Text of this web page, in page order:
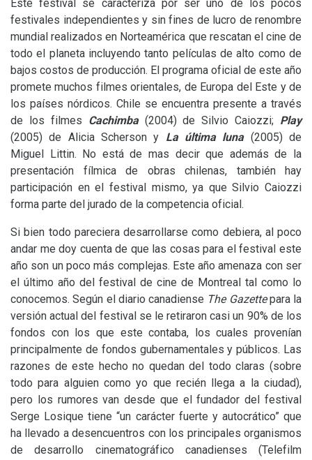
Este festival se caracteriza por ser uno de los pocos
festivales independientes y sin fines de lucro de renombre
mundial realizados en Norteamérica que rescatan el cine de
todo el planeta incluyendo tanto películas de alto como de
bajos costos de producción. El programa oficial de este año
promete muchos filmes orientales, de Europa del Este y de
los países nórdicos. Chile se encuentra presente a través
de los filmes Cachimba(2004) de Silvio Caiozzi; Play
(2005) de Alicia Scherson y La última luna(2005) de
Miguel Littin. No está de mas decir que además de la
presentación fílmica de obras chilenas, también hay
participación en el festival mismo, ya que Silvio Caiozzi
forma parte del jurado de la competencia oficial.
Si bien todo pareciera desarrollarse como debiera, al poco
andar me doy cuenta de que las cosas para el festival este
año son un poco más complejas. Este año amenaza con ser
el último año del festival de cine de Montreal tal como lo
conocemos. Según el diario canadiense The Gazettepara la
versión actual del festival se le retiraron casi un 90% de los
fondos con los que este contaba, los cuales provenían
principalmente de fondos gubernamentales y públicos. Las
razones de este hecho no quedan del todo claras (sobre
todo para alguien como yo que recién llega a la ciudad),
pero los rumores van desde que el fundador del festival
Serge Losique tiene “un carácter fuerte y autocrático” que
ha llevado a desencuentros con los principales organismos
de desarrollo cinematográfico canadienses (Telefilm